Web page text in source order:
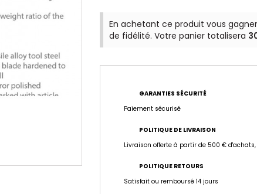
En achetant ce produit vous
de fidélité. Votre panier totalisera
GARANTIES SÉCURITÉ
Paiement sécurisé
POLITIQUE DE LIVRAISON
Livraison offerte à partir de 500 €
POLITIQUE RETOURS
Satisfait ou remboursé 14 jours